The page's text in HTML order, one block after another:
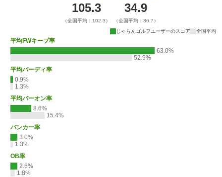
105.3
（全国平均：102.3）
34.9
（全国平均：36.7）
じゃらんゴルフユーザーのスコア
全国平均
平均FWキープ率
63.0%
52.9%
平均バーディ率
0.9%
1.3%
平均パーオン率
8.6%
15.4%
バンカー率
3.0%
1.3%
OB率
2.6%
1.8%